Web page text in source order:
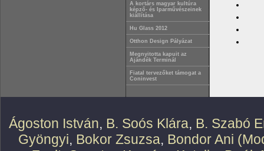
A kortárs magyar kultúra
képző- és Iparművészeinek
kiállítása
Hu Glass 2012
Otthon Design Pályázat
Megnyitotta kapuit az
Ajándék Terminál
Fiatal tervezőket támogat a
Coninvest
Ágoston István, B. Soós Klára, B. Szabó
Gyöngyi, Bokor Zsuzsa, Bondor Ani